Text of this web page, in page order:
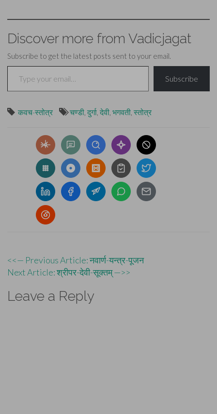
Discover more from Vadicjagat
Subscribe to get the latest posts sent to your email.
Type your email…
Subscribe
कवच-स्तोत्र चण्डी, दुर्गा, देवी, भगवती, स्तोत्र
Post
navigation
<<— Previous Article: नवार्ण-यन्त्र-पूजन
Next Article: श्रीपर-देवी-सूक्तम् —>>
Leave a Reply